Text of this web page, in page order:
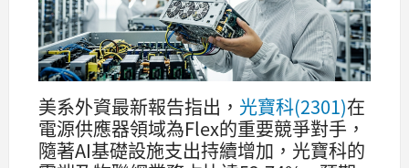
美系外資最新報告指出， 光寶科(2301)在
電源供應器領域為Flex的重要競爭對手，
隨著AI基礎設施支出持續增加，光寶科的